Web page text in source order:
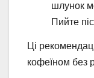
шлунок
Пийте
Ці
кофеїном без